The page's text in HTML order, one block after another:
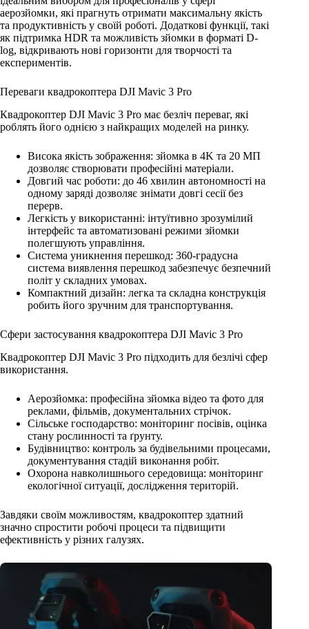
аерозйомки, які прагнуть отримати максимальну якість
та продуктивність у своїй роботі. Додаткові функції, такі
як підтримка HDR та можливість зйомки в форматі D-
log, відкривають нові горизонти для творчості та
експериментів.
Переваги квадрокоптера DJI Mavic 3 Pro
Квадрокоптер DJI Mavic 3 Pro має безліч переваг, які
роблять його однією з найкращих моделей на ринку.
Висока якість зображення: зйомка в 4K та 20 МП
дозволяє створювати професійні матеріали.
Довгий час роботи: до 46 хвилин автономності на
одному заряді дозволяє знімати довгі сесії без
перерв.
Легкість у використанні: інтуїтивно зрозумілий
інтерфейс та автоматизовані режими зйомки
полегшують управління.
Система уникнення перешкод: 360-градусна
система виявлення перешкод забезпечує безпечний
політ у складних умовах.
Компактний дизайн: легка та складна конструкція
робить його зручним для транспортування.
Сфери застосування квадрокоптера DJI Mavic 3 Pro
Квадрокоптер DJI Mavic 3 Pro підходить для безлічі сфер
використання.
Аерозйомка: професійна зйомка відео та фото для
реклами, фільмів, документальних стрічок.
Сільське господарство: моніторинг посівів, оцінка
стану рослинності та ґрунту.
Будівництво: контроль за будівельними процесами,
документування стадій виконання робіт.
Охорона навколишнього середовища: моніторинг
екологічної ситуації, дослідження територій.
Завдяки своїм можливостям, квадрокоптер здатний
значно спростити робочі процеси та підвищити
ефективність у різних галузях.